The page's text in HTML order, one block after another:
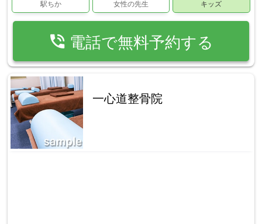
駅ちか 女性の先生 キッズ
phone_in_talk 電話で無料予約する
一心道整骨院